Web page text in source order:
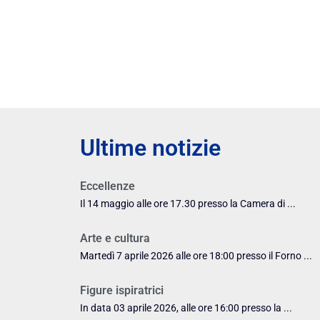
Ultime notizie
Eccellenze
Il 14 maggio alle ore 17.30 presso la Camera di ...
Arte e cultura
Martedì 7 aprile 2026 alle ore 18:00 presso il Forno ...
Figure ispiratrici
In data 03 aprile 2026, alle ore 16:00 presso la ...